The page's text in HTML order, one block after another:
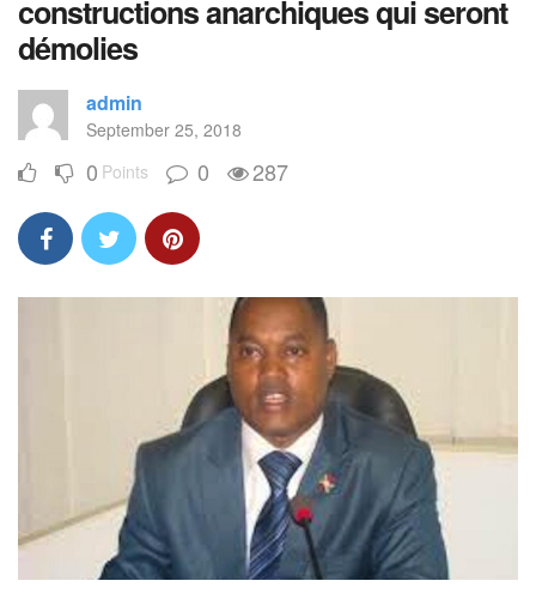
constructions anarchiques qui seront
démolies
admin
September 25, 2018
0 Points 0 287